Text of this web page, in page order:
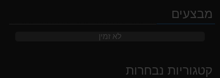
מבצעים
לא זמין
קטגוריות נבחרות